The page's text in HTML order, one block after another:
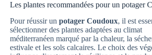
Les plantes recommandées pour un potager
Pour réussir un potager Coudoux, il est
sélectionner des plantes adaptées au climat
méditerranéen marqué par la chaleur, la
estivale et les sols calcaires. Le choix des